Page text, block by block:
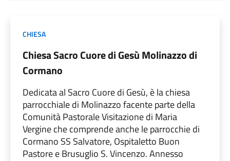
CHIESA
Chiesa Sacro Cuore di Gesù Molinazzo di
Cormano
Dedicata al Sacro Cuore di Gesù, è la chiesa
parrocchiale di Molinazzo facente parte della
Comunità Pastorale Visitazione di Maria
Vergine che comprende anche le parrocchie di
Cormano SS Salvatore, Ospitaletto Buon
Pastore e Brusuglio S. Vincenzo. Annesso